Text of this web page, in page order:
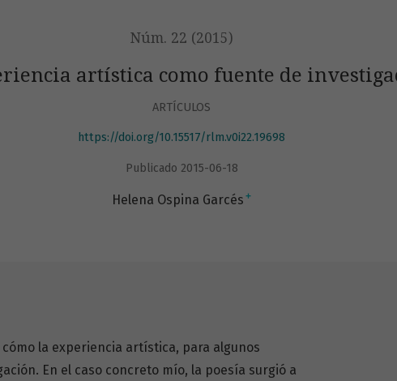
Núm. 22 (2015)
artística como fuente de
ARTÍCULOS
https://doi.org/10.15517/rlm.v0i22.19698
Publicado 2015-06-18
Helena Ospina Garcés +
la experiencia artística, para algunos
En el caso concreto mío, la poesía surgió a